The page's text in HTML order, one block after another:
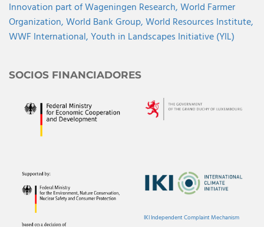
Innovation part of Wageningen Research,World Farmer
Organization,World Bank Group,World Resources Institute,
WWF International,Youth in Landscapes Initiative (YIL)
SOCIOS FINANCIADORES
IKI Independent Complaint Mechanism